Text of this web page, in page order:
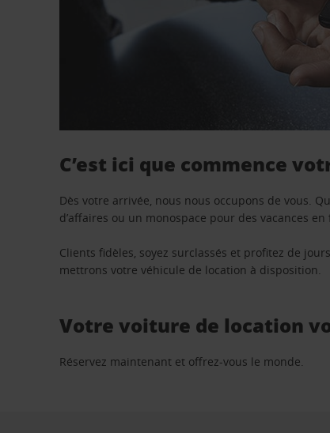
C’est ici que commence
Dès votre arrivée, nous nous occupons de vous.
d’affaires ou un monospace pour des vacances
Clients fidèles, soyez surclassés et profitez de
mettrons votre véhicule de location à disposition.
Votre voiture de location
Réservez maintenant et offrez-vous le monde.